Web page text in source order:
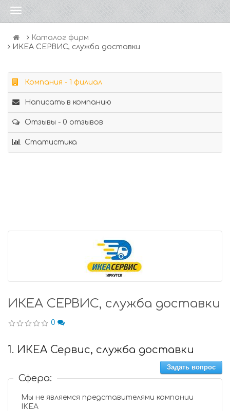
Каталог фирм
ИКЕА СЕРВИС, служба доставки
Компания - 1 филиал
Написать в компанию
Отзывы - 0 отзывов
Статистика
ИКЕА СЕРВИС, служба доставки
0
1. ИКЕА Сервис, служба доставки
Задать вопрос
Сфера:
Мы не являемся представителями компании
IKEA